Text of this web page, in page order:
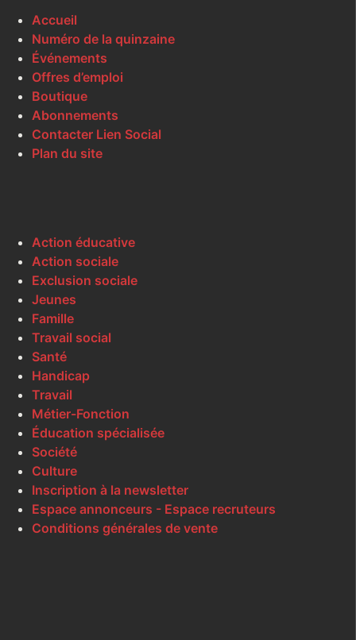
Accueil
Numéro de la quinzaine
Événements
Offres d’emploi
Boutique
Abonnements
Contacter Lien Social
Plan du site
Action éducative
Action sociale
Exclusion sociale
Jeunes
Famille
Travail social
Santé
Handicap
Travail
Métier-Fonction
Éducation spécialisée
Société
Culture
Inscription à la newsletter
Espace annonceurs - Espace recruteurs
Conditions générales de vente